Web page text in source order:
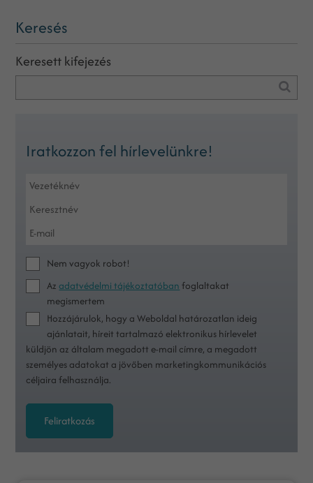
Keresés
Keresett kifejezés
Iratkozzon fel hírlevelünkre!
Nem vagyok robot!
Azadatvédelmi tájékoztatóban foglaltakat
megismertem
Hozzájárulok, hogy a Weboldal határozatlan ideig
ajánlatait, híreit tartalmazó elektronikus hírlevelet
küldjön az általam megadott e-mail címre, a megadott
személyes adatokat a jövőben marketingkommunikációs
céljaira felhasználja.
Feliratkozás